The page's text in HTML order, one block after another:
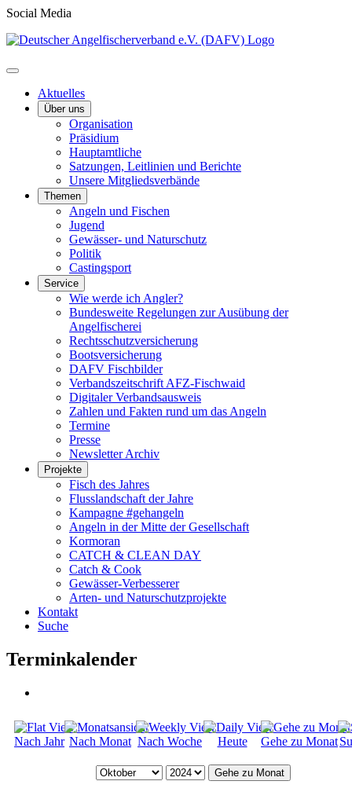
Social Media
Aktuelles
Über uns
Organisation
Präsidium
Hauptamtliche
Satzungen, Leitlinien und Berichte
Unsere Mitgliedsverbände
Themen
Angeln und Fischen
Jugend
Gewässer- und Naturschutz
Politik
Castingsport
Service
Wie werde ich Angler?
Bundesweite Regelungen zur Ausübung der
Angelfischerei
Rechtsschutzversicherung
Bootsversicherung
DAFV Fischbilder
Verbandszeitschrift AFZ-Fischwaid
Digitaler Verbandsausweis
Zahlen und Fakten rund um das Angeln
Termine
Presse
Newsletter Archiv
Projekte
Fisch des Jahres
Flusslandschaft der Jahre
Kampagne #gehangeln
Angeln in der Mitte der Gesellschaft
Kormoran
CATCH & CLEAN DAY
Catch & Cook
Gewässer-Verbesserer
Arten- und Naturschutzprojekte
Kontakt
Suche
Terminkalender
Nach Jahr Nach Monat Nach Woche Heute Gehe zu Monat
Gehe zu Monat